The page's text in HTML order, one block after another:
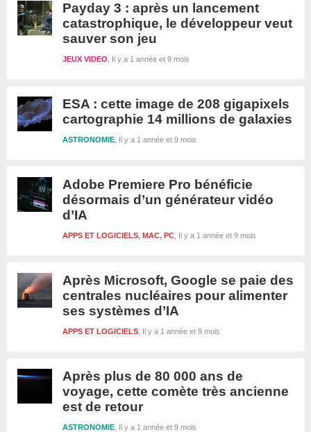
Payday 3 : après un lancement
catastrophique, le développeur veut
sauver son jeu
Il y a 1 année et 9 mois
JEUX VIDEO
ESA : cette image de 208 gigapixels
cartographie 14 millions de galaxies
Il y a 1 année et 9 mois
ASTRONOMIE
Adobe Premiere Pro bénéficie
désormais d’un générateur vidéo
d’IA
Il y a 1 année et 9 mois
APPS ET LOGICIELS, MAC, PC
Après Microsoft, Google se paie des
centrales nucléaires pour alimenter
ses systèmes d’IA
Il y a 1 année et 9 mois
APPS ET LOGICIELS
Après plus de 80 000 ans de
voyage, cette comète très ancienne
est de retour
Il y a 1 année et 9 mois
ASTRONOMIE